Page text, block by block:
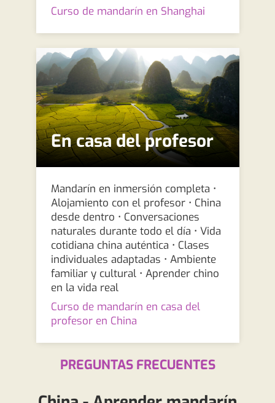
Curso de mandarín en Shanghai
En casa del profesor
Mandarín en inmersión completa •
Alojamiento con el profesor • China
desde dentro • Conversaciones
naturales durante todo el día • Vida
cotidiana china auténtica • Clases
individuales adaptadas • Ambiente
familiar y cultural • Aprender chino
en la vida real
Curso de mandarín en casa del
profesor en China
PREGUNTAS FRECUENTES